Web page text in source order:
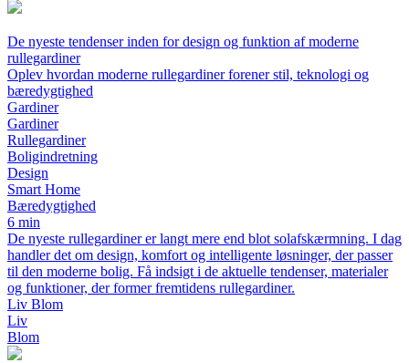
De nyeste tendenser inden for design og funktion af moderne
rullegardiner
Oplev hvordan moderne rullegardiner forener stil, teknologi og
bæredygtighed
Gardiner
Gardiner
Rullegardiner
Boligindretning
Design
Smart Home
Bæredygtighed
6 min
De nyeste rullegardiner er langt mere end blot solafskærmning. I dag
handler det om design, komfort og intelligente løsninger, der passer
til den moderne bolig. Få indsigt i de aktuelle tendenser, materialer
og funktioner, der former fremtidens rullegardiner.
Liv Blom
Liv
Blom